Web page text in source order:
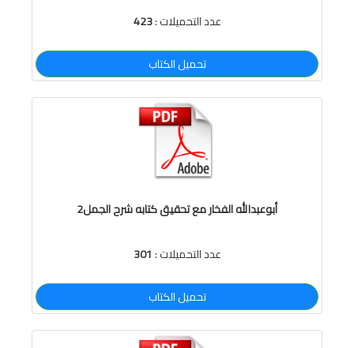
عدد التحميلات :423
تحميل الكتاب
أبوعبدالله الفخار مع تحقيق كتابه شرح الجمل2
عدد التحميلات :301
تحميل الكتاب